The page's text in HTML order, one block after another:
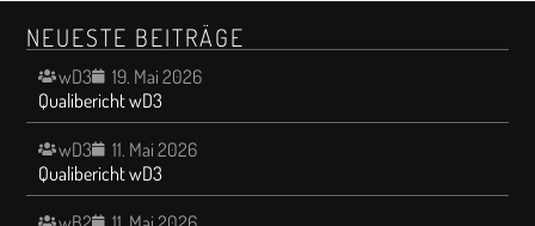
NEUESTE BEITRÄGE
wD3
19. Mai 2026
Qualibericht wD3
wD3
11. Mai 2026
Qualibericht wD3